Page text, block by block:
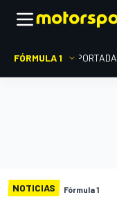
FÓRMULA 1 PORTADA
NOTICIAS Fórmula 1